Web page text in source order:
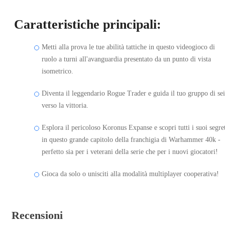
Caratteristiche principali:
Metti alla prova le tue abilità tattiche in questo videogioco di
ruolo a turni all'avanguardia presentato da un punto di vista
isometrico.
Diventa il leggendario Rogue Trader e guida il tuo gruppo di sei
verso la vittoria.
Esplora il pericoloso Koronus Expanse e scopri tutti i suoi
in questo grande capitolo della franchigia di Warhammer 40k -
perfetto sia per i veterani della serie che per i nuovi giocatori!
Gioca da solo o unisciti alla modalità multiplayer cooperativa!
Recensioni